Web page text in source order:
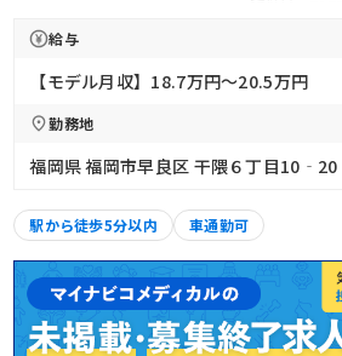
給与
【モデル月収】18.7万円〜20.5万円
勤務地
福岡県 福岡市早良区 干隈６丁目10‐20
駅から徒歩5分以内 車通勤可